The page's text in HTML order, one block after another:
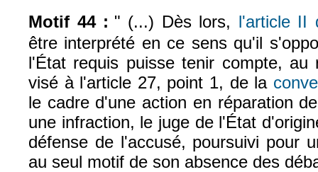
Motif 44 : " (...) Dès lors, l'article II
être interprété en ce sens qu'il
l'État requis puisse tenir compte, au
visé à l'article 27, point 1, de la
le cadre d'une action en réparation
une infraction, le juge de l'État
défense de l'accusé, poursuivi pour
au seul motif de son absence des